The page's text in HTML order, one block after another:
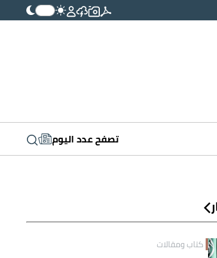
تصفح عدد اليوم
كتاب ومقالات